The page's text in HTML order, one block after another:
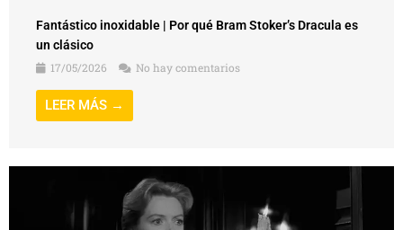
Fantástico inoxidable | Por qué Bram Stoker’s Dracula es
un clásico
17/05/2026
No hay comentarios
LEER MÁS →